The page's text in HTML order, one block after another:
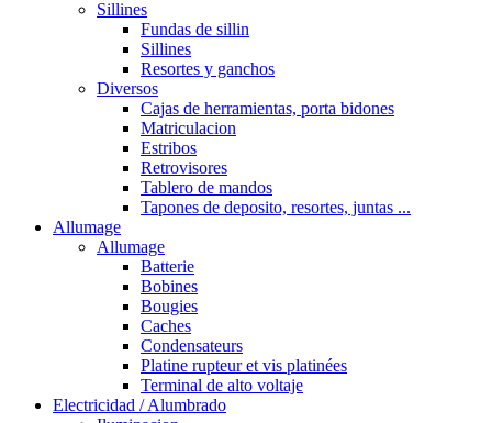
Sillines
Fundas de sillin
Sillines
Resortes y ganchos
Diversos
Cajas de herramientas, porta bidones
Matriculacion
Estribos
Retrovisores
Tablero de mandos
Tapones de deposito, resortes, juntas ...
Allumage
Allumage
Batterie
Bobines
Bougies
Caches
Condensateurs
Platine rupteur et vis platinées
Terminal de alto voltaje
Electricidad / Alumbrado